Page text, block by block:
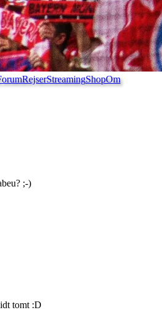
RejserStreamingShopOm
;-)
tomt :D